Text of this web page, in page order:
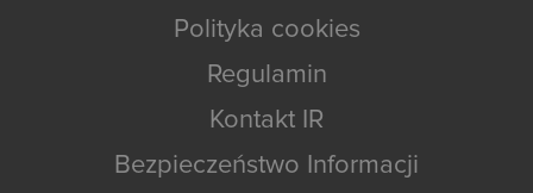
Polityka cookies
Regulamin
Kontakt IR
Bezpieczeństwo Informacji